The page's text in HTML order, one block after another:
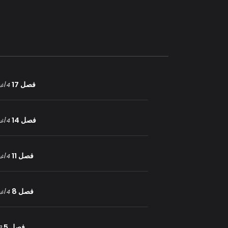
فصل 17 4 أغسطس 2025
فصل 14 4 أغسطس 2025
فصل 11 4 أغسطس 2025
فصل 8 4 أغسطس 2025